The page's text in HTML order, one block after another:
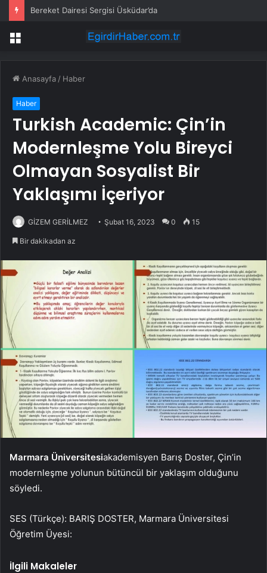
Bereket Dairesi Sergisi Üsküdar’da
Menü
Anasayfa / Haber
Haber
Turkish Academic: Çin’in
Modernleşme Yolu Bireyci
Olmayan Sosyalist Bir
Yaklaşımı İçeriyor
GİZEM GERİLMEZ Şubat 16, 2023 0 15
Bir dakikadan az
Marmara Üniversitesiakademisyen Barış Doster, Çin’in
modernleşme yolunun bütüncül bir yaklaşım olduğunu
söyledi.
SES (Türkçe): BARIŞ DOSTER, Marmara Üniversitesi
Öğretim Üyesi:
İlgili Makaleler